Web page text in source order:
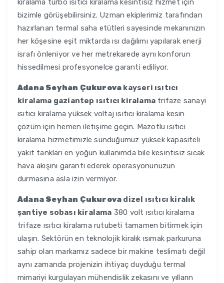
kiralama turbo ısıtıcı kiralama kesintisiz hizmet için
bizimle görüşebilirsiniz. Uzman ekiplerimiz tarafından
hazırlanan termal saha etütleri sayesinde mekanınızın
her köşesine eşit miktarda ısı dağılımı yapılarak enerji
israfı önleniyor ve her metrekarede aynı konforun
hissedilmesi profesyonelce garanti ediliyor.
Adana Seyhan Çukurova kayseri ısıtıcı
kiralama gaziantep ısıtıcı kiralama trifaze sanayi
ısıtıcı kiralama yüksek voltaj ısıtıcı kiralama kesin
çözüm için hemen iletişime geçin. Mazotlu ısıtıcı
kiralama hizmetimizle sunduğumuz yüksek kapasiteli
yakıt tankları en yoğun kullanımda bile kesintisiz sıcak
hava akışını garanti ederek operasyonunuzun
durmasına asla izin vermiyor.
Adana Seyhan Çukurova dizel ısıtıcı kiralık
şantiye sobası kiralama 380 volt ısıtıcı kiralama
trifaze ısıtıcı kiralama rutubeti tamamen bitirmek için
ulaşın. Sektörün en teknolojik kiralık ısımak parkuruna
sahip olan markamız sadece bir makine teslimatı değil
aynı zamanda projenizin ihtiyaç duyduğu termal
mimariyi kurgulayan mühendislik zekasını ve yılların